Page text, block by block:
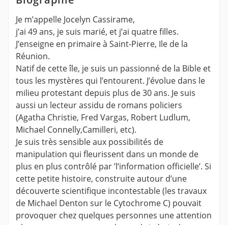
Je m’appelle Jocelyn Cassirame,
j’ai 49 ans, je suis marié, et j’ai quatre filles.
J’enseigne en primaire à Saint-Pierre, Ile de la
Réunion.
Natif de cette île, je suis un passionné de la Bible et
tous les mystères qui l’entourent. J’évolue dans le
milieu protestant depuis plus de 30 ans. Je suis
aussi un lecteur assidu de romans policiers
(Agatha Christie, Fred Vargas, Robert Ludlum,
Michael Connelly,Camilleri, etc).
Je suis très sensible aux possibilités de
manipulation qui fleurissent dans un monde de
plus en plus contrôlé par ’l’information officielle’. Si
cette petite histoire, construite autour d’une
découverte scientifique incontestable (les travaux
de Michael Denton sur le Cytochrome C) pouvait
provoquer chez quelques personnes une attention